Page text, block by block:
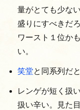
量がとても少な
盛りにすべきだ
ワースト１位か
い。
笑堂と同系列だ
レンゲが短く扱
扱い辛い。見た